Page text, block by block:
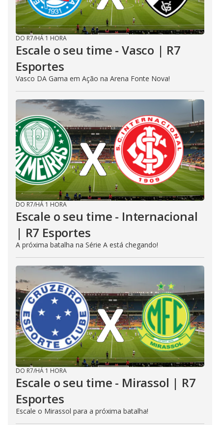
DO R7/HÁ 1 HORA
Escale o seu time - Vasco | R7
Esportes
Vasco DA Gama em Ação na Arena Fonte Nova!
DO R7/HÁ 1 HORA
Escale o seu time - Internacional
| R7 Esportes
A próxima batalha na Série A está chegando!
DO R7/HÁ 1 HORA
Escale o seu time - Mirassol | R7
Esportes
Escale o Mirassol para a próxima batalha!